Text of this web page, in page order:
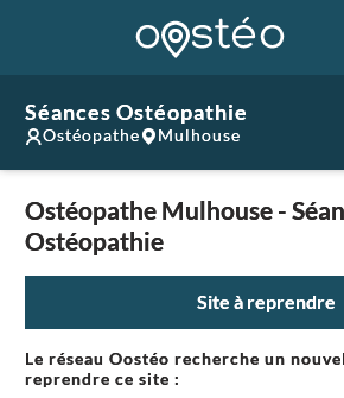
Séances Ostéopathie
Ostéopathe Mulhouse
Ostéopathe Mulhouse -
Ostéopathie
Site à reprendre
Le réseau Oostéo recherche un
reprendre ce site :